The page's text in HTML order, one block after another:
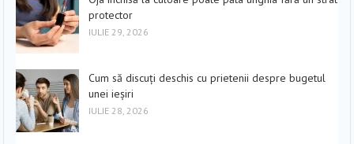
protector
IULIE 29, 2026
Cum să discuți deschis cu prietenii despre bugetul
unei ieșiri
IULIE 28, 2026